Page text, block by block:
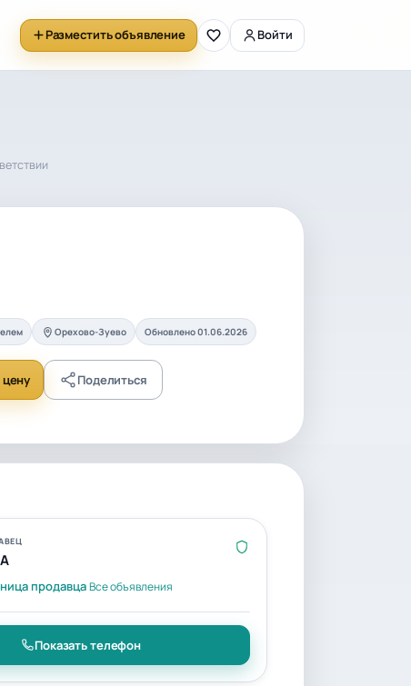
Разместить объявление Войти
Орехово-Зуево Обновлено 01.06.2026
Поделиться
продавцаВсе объявления
Показать телефон